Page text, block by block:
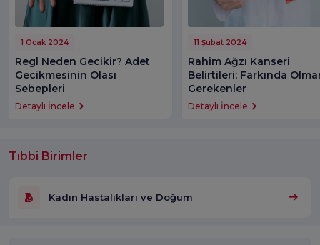
1 Ocak 2024
Regl Neden Gecikir? Adet
Gecikmesinin Olası
Sebepleri
Detaylı İncele
11 Şubat 2024
Rahim Ağzı Kanseri
Belirtileri: Farkında
Gerekenler
Detaylı İncele
Tıbbi Birimler
Kadın Hastalıkları ve Doğum